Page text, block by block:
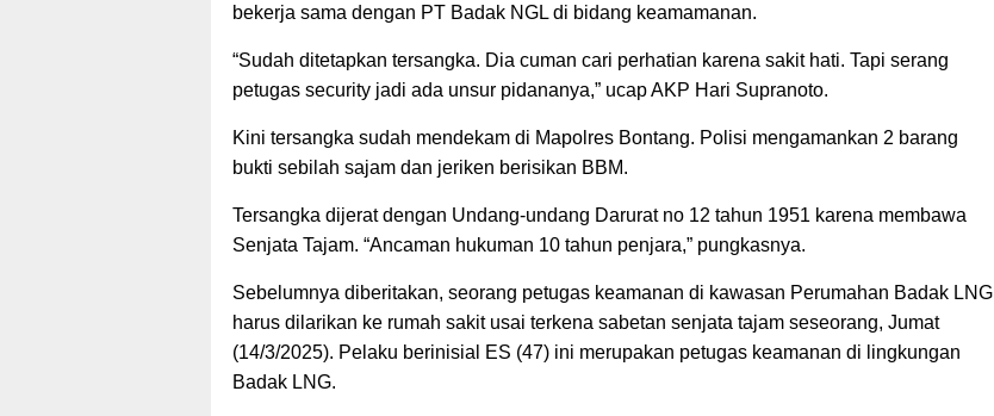
bekerja sama dengan PT Badak NGL di bidang keamamanan.
“Sudah ditetapkan tersangka. Dia cuman cari perhatian karena sakit hati. Tapi serang
petugas security jadi ada unsur pidananya,” ucap AKP Hari Supranoto.
Kini tersangka sudah mendekam di Mapolres Bontang. Polisi mengamankan 2 barang
bukti sebilah sajam dan jeriken berisikan BBM.
Tersangka dijerat dengan Undang-undang Darurat no 12 tahun 1951 karena membawa
Senjata Tajam. “Ancaman hukuman 10 tahun penjara,” pungkasnya.
Sebelumnya diberitakan, seorang petugas keamanan di kawasan Perumahan Badak LNG
harus dilarikan ke rumah sakit usai terkena sabetan senjata tajam seseorang, Jumat
(14/3/2025). Pelaku berinisial ES (47) ini merupakan petugas keamanan di lingkungan
Badak LNG.